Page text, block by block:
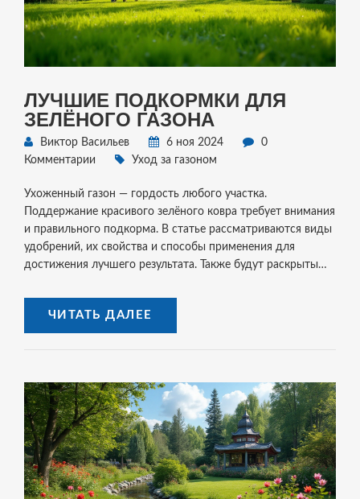
ЛУЧШИЕ ПОДКОРМКИ ДЛЯ
ЗЕЛЁНОГО ГАЗОНА
Виктор Васильев 6 ноя 2024
0
Комментарии
Уход за газоном
Ухоженный газон — гордость любого участка.
Поддержание красивого зелёного ковра требует внимания
и правильного подкорма. В статье рассматриваются виды
удобрений, их свойства и способы применения для
достижения лучшего результата. Также будут раскрыты
распространённых ошибок при уходе.
ЧИТАТЬ ДАЛЕЕ